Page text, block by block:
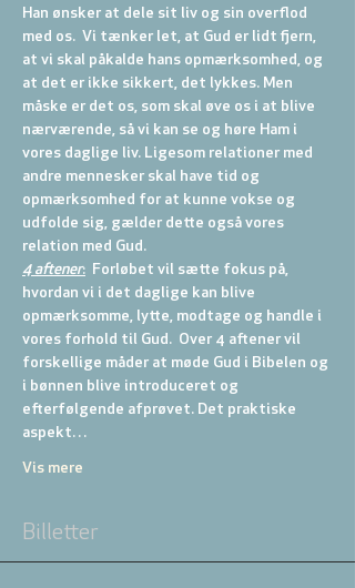
Han ønsker at dele sit liv og sin overflod
med os.  Vi tænker let, at Gud er lidt fjern,
at vi skal påkalde hans opmærksomhed, og
at det er ikke sikkert, det lykkes. Men
måske er det os, som skal øve os i at blive
nærværende, så vi kan se og høre Ham i
vores daglige liv. Ligesom relationer med
andre mennesker skal have tid og
opmærksomhed for at kunne vokse og
udfolde sig, gælder dette også vores
relation med Gud.
4 aftener: Forløbet vil sætte fokus på,
hvordan vi i det daglige kan blive
opmærksomme, lytte, modtage og handle i
vores forhold til Gud.  Over 4 aftener vil
forskellige måder at møde Gud i Bibelen og
i bønnen blive introduceret og
efterfølgende afprøvet. Det praktiske
aspekt…
Vis mere
Billetter